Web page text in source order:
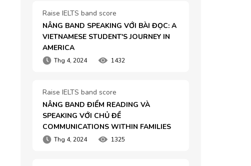
Raise IELTS band score
NÂNG BAND SPEAKING VỚI BÀI ĐỌC: A
VIETNAMESE STUDENT'S JOURNEY IN
AMERICA
Thg 4, 2024 1432
Raise IELTS band score
NÂNG BAND ĐIỂM READING VÀ
SPEAKING VỚI CHỦ ĐỀ
COMMUNICATIONS WITHIN FAMILIES
Thg 4, 2024 1325